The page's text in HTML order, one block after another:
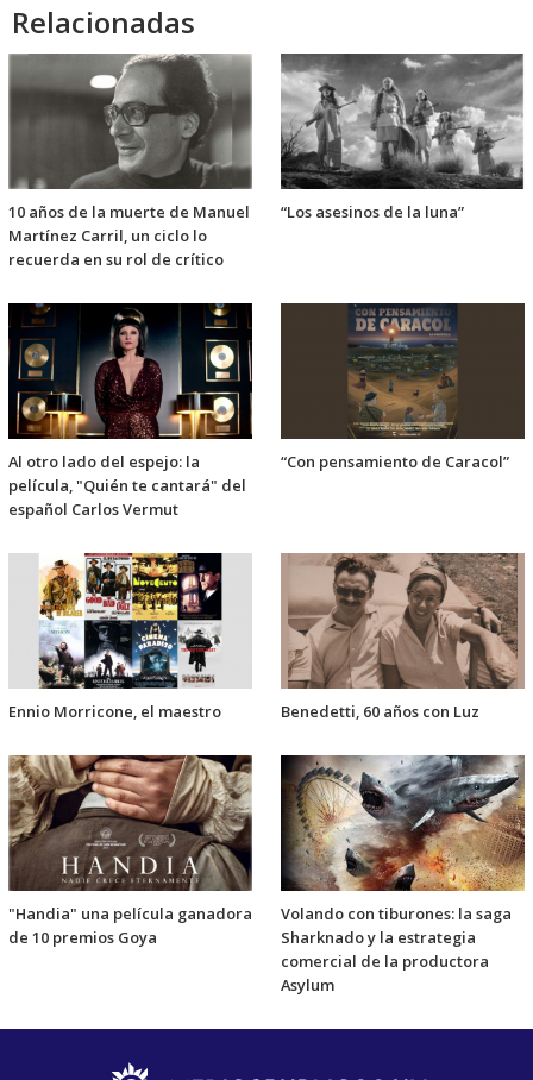
Relacionadas
10 años de la muerte de Manuel
Martínez Carril, un ciclo lo
recuerda en su rol de crítico
“Los asesinos de la luna”
Al otro lado del espejo: la
película, "Quién te cantará" del
español Carlos Vermut
“Con pensamiento de Caracol”
Ennio Morricone, el maestro Benedetti, 60 años con Luz
"Handia" una película ganadora
de 10 premios Goya
Volando con tiburones: la saga
Sharknado y la estrategia
comercial de la productora
Asylum